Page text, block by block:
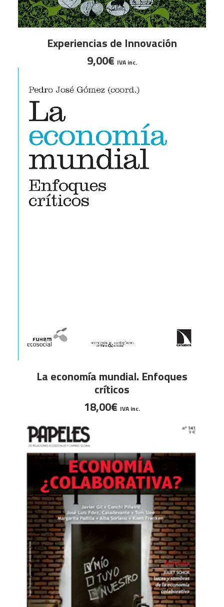
AÑADIR AL CARRITO
Experiencias de Innovación
9,00€ IVA inc.
AÑADIR AL CARRITO
La economía mundial. Enfoques
críticos
18,00€ IVA inc.